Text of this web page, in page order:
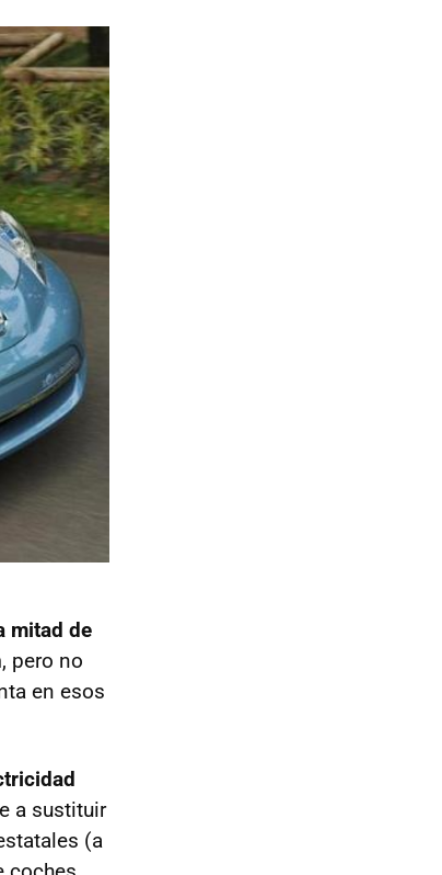
mitad de
, pero no
en esos
a sustituir
(a